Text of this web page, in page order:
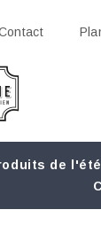
de l'été